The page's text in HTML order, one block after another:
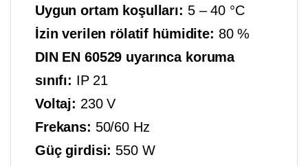
Uygun ortam koşulları: 5 – 40 °C
İzin verilen rölatif hümidite: 80 %
DIN EN 60529 uyarınca koruma
sınıfı: IP 21
Voltaj: 230 V
Frekans: 50/60 Hz
Güç girdisi: 550 W